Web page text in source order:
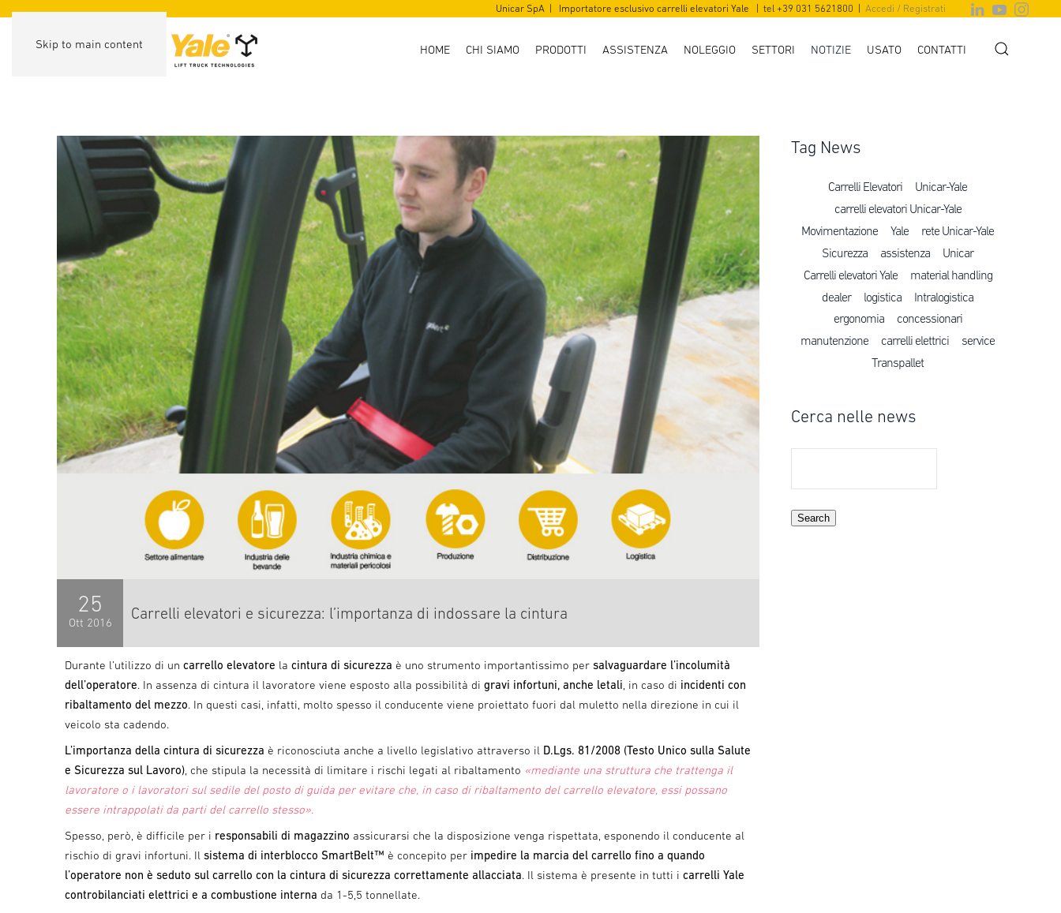
Skip to main content
Unicar SpA | Importatore esclusivo carrelli elevatori Yale | tel +39 031 5621800 Accedi / Registrati
HOME CHI SIAMO PRODOTTI ASSISTENZA NOLEGGIO SETTORI NOTIZIE USATO CONTATTI
25
Ott 2016
Carrelli elevatori e sicurezza: l’importanza di indossare la cintura
Durante l’utilizzo di un carrello elevatore la cintura di sicurezza è uno strumento importantissimo per salvaguardare l’incolumità
dell’operatore. In assenza di cintura il lavoratore viene esposto alla possibilità di gravi infortuni, anche letali, in caso di incidenti con
ribaltamento del mezzo. In questi casi, infatti, molto spesso il conducente viene proiettato fuori dal muletto nella direzione in cui il
veicolo sta cadendo.
L’importanza della cintura di sicurezza è riconosciuta anche a livello legislativo attraverso il D.Lgs. 81/2008 (Testo Unico sulla Salute
e Sicurezza sul Lavoro), che stipula la necessità di limitare i rischi legati al ribaltamento «mediante una struttura che trattenga il
lavoratore o i lavoratori sul sedile del posto di guida per evitare che, in caso di ribaltamento del carrello elevatore, essi possano
essere intrappolati da parti del carrello stesso».
Spesso, però, è difficile per i responsabili di magazzino assicurarsi che la disposizione venga rispettata, esponendo il conducente al
rischio di gravi infortuni. Il sistema di interblocco SmartBelt™ è concepito per impedire la marcia del carrello fino a quando
l’operatore non è seduto sul carrello con la cintura di sicurezza correttamente allacciata. Il sistema è presente in tutti i carrelli Yale
controbilanciati elettrici e a combustione interna da 1-5,5 tonnellate.
Tag News
Carrelli Elevatori
Unicar-Yale
carrelli elevatori Unicar-Yale
Movimentazione
Yale
rete Unicar-Yale
Sicurezza
assistenza
Unicar
Carrelli elevatori Yale
material handling
dealer
logistica
Intralogistica
ergonomia
concessionari
manutenzione
carrelli elettrici
service
Transpallet
Cerca nelle news
Search